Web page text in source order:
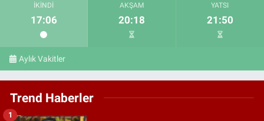
İKINDI
17:06
AKŞAM
20:18
YATSI
21:50
Aylık Vakitler
Trend Haberler
1